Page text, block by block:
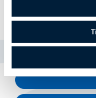
Hittade du vad du